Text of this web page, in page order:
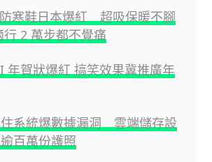
寒鞋日本爆紅 超吸保暖不腳
2 萬步都不覺痛
年賀狀爆紅 搞笑效果冀推廣年
系統爆數據漏洞 雲端儲存設
百萬份護照